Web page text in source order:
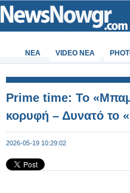
ΝΕΑ VIDEO NEA
Prime time: Το
κορυφή – Δυνατό το
2026-05-19 10:29:02